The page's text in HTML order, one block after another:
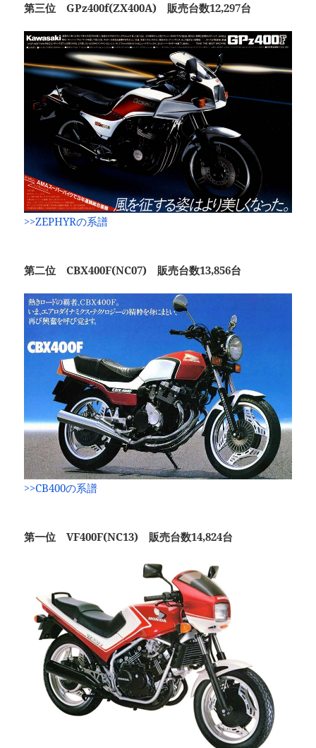
第三位 GPz400f(ZX400A) 販売台数12,297台
>>ZEPHYRの系譜
第二位 CBX400F(NC07) 販売台数13,856台
>>CB400の系譜
第一位 VF400F(NC13) 販売台数14,824台